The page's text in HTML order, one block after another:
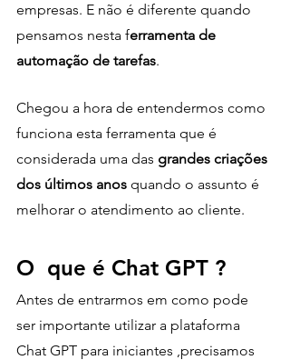
empresas. E não é diferente quando
pensamos nesta ferramenta de
automação de tarefas.
Chegou a hora de entendermos como
funciona esta ferramenta que é
considerada uma das grandes criações
dos últimos anos quando o assunto é
melhorar o atendimento ao cliente.
O  que é Chat GPT ?
Antes de entrarmos em como pode
ser importante utilizar a plataforma
Chat GPT para iniciantes ,precisamos